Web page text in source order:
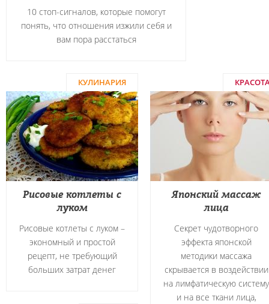
10 стоп-сигналов, которые помогут
понять, что отношения изжили себя и
вам пора расстаться
КУЛИНАРИЯ
Рисовые котлеты с
луком
Рисовые котлеты с луком –
экономный и простой
рецепт, не требующий
больших затрат денег
Японский массаж
лица
Секрет чудотворного
эффекта японской
методики массажа
скрывается в воздействии
на лимфатическую систему
и на все ткани лица,